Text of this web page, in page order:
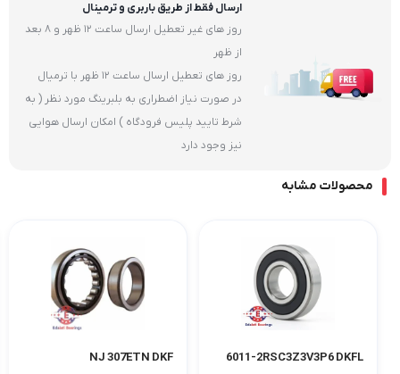
ارسال فقط از طریق باربری و ترمینال
روز های غیر تعطیل ارسال ساعت 12 ظهر و 8 بعد
از ظهر
روز های تعطیل ارسال ساعت 12 ظهر با ترمیال
در صورت نیاز اضطراری به بلبرینگ مورد نظر ( به
شرط تایید پلیس فرودگاه ) امکان ارسال هوایی
نیز وجود دارد
محصولات مشابه
6011-2RSC3Z3V3P6 DKFL
NJ 307ETN DKF